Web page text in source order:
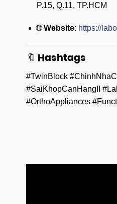
P.15, Q.11, TP.HCM
🌐Website: https://
🔖 Hashtags
#TwinBlock
#SaiKhopCanHangII
#OrthoAppliances